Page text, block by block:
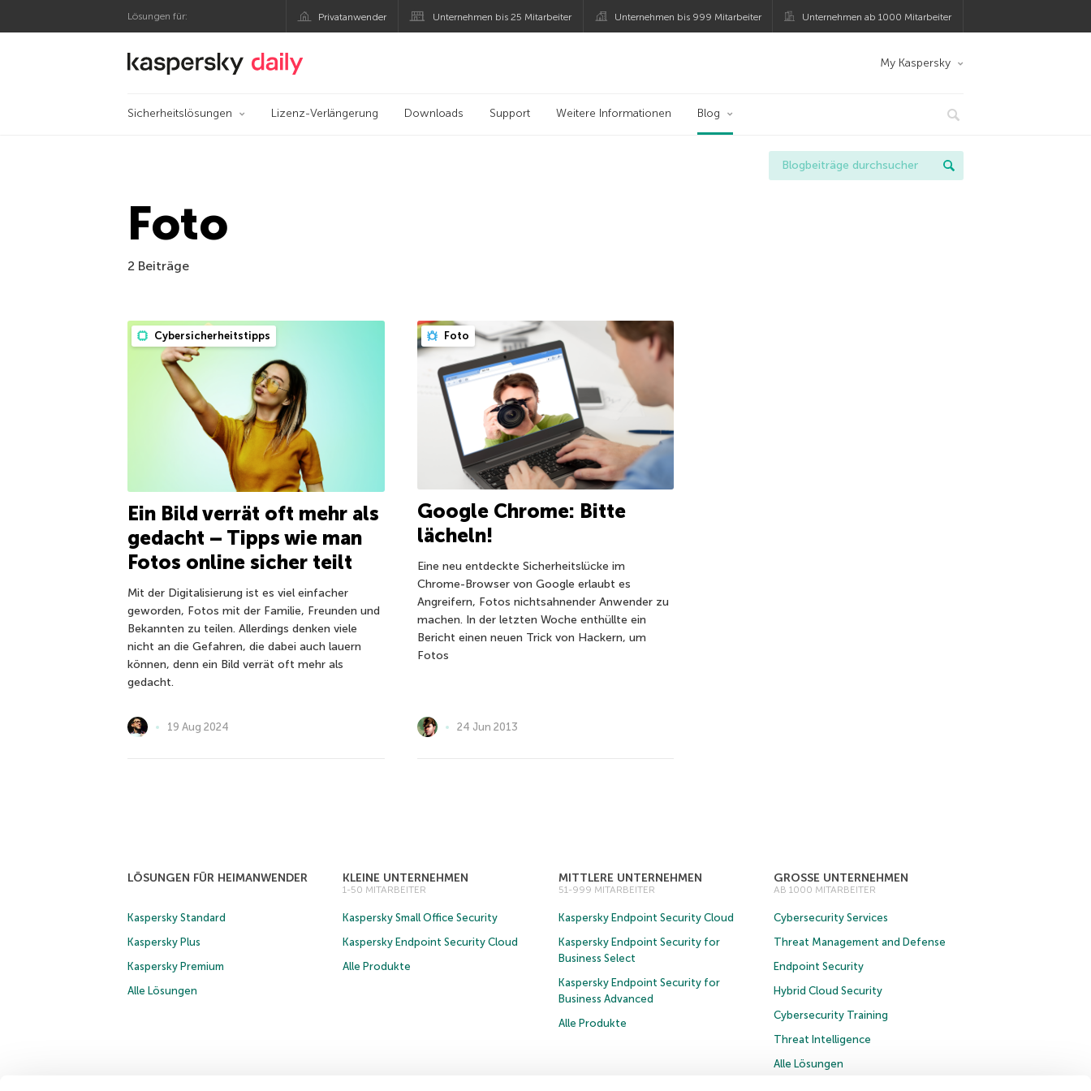
Lösungen für: Privatanwender Unternehmen bis 25 Mitarbeiter Unternehmen bis 999 Mitarbeiter Unternehmen ab 1000 Mitarbeiter
Offizieller Blog von Kaspersky My Kaspersky
Sicherheitslösungen Lizenz-Verlängerung Downloads Support Weitere Informationen Blog
Foto
2 Beiträge
Cybersicherheitstipps
Ein Bild verrät oft mehr als
gedacht – Tipps wie man
Fotos online sicher teilt
Mit der Digitalisierung ist es viel einfacher
geworden, Fotos mit der Familie, Freunden und
Bekannten zu teilen. Allerdings denken viele
nicht an die Gefahren, die dabei auch lauern
können, denn ein Bild verrät oft mehr als
gedacht.
19 Aug 2024
Foto
Google Chrome: Bitte
lächeln!
Eine neu entdeckte Sicherheitslücke im
Chrome-Browser von Google erlaubt es
Angreifern, Fotos nichtsahnender Anwender zu
machen. In der letzten Woche enthüllte ein
Bericht einen neuen Trick von Hackern, um
Fotos
24 Jun 2013
LÖSUNGEN FÜR HEIMANWENDER
Kaspersky Standard
Kaspersky Plus
Kaspersky Premium
Alle Lösungen
KLEINE UNTERNEHMEN
1-50 MITARBEITER
Kaspersky Small Office Security
Kaspersky Endpoint Security Cloud
Alle Produkte
MITTLERE UNTERNEHMEN
51-999 MITARBEITER
Kaspersky Endpoint Security Cloud
Kaspersky Endpoint Security for
Business Select
Kaspersky Endpoint Security for
Business Advanced
Alle Produkte
GROSSE UNTERNEHMEN
AB 1000 MITARBEITER
Cybersecurity Services
Threat Management and Defense
Endpoint Security
Hybrid Cloud Security
Cybersecurity Training
Threat Intelligence
Alle Lösungen